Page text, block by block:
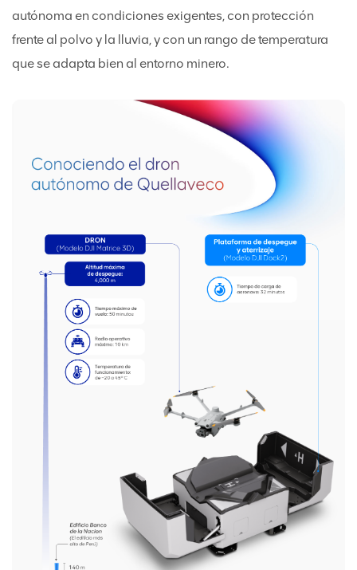
autónoma en condiciones exigentes, con protección
frente al polvo y la lluvia, y con un rango de temperatura
que se adapta bien al entorno minero.